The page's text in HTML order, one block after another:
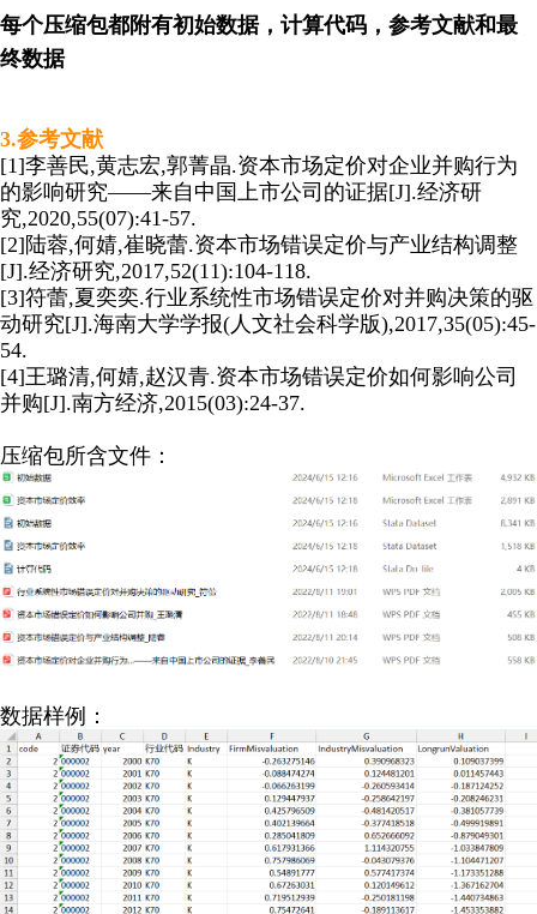
每个压缩包都附有初始数据，计算代码，参考文献和最
终数据
3.参考文献
[1]李善民,黄志宏,郭菁晶.资本市场定价对企业并购行为
的影响研究——来自中国上市公司的证据[J].经济研
究,2020,55(07):41-57.
[2]陆蓉,何婧,崔晓蕾.资本市场错误定价与产业结构调整
[J].经济研究,2017,52(11):104-118.
[3]符蕾,夏奕奕.行业系统性市场错误定价对并购决策的驱
动研究[J].海南大学学报(人文社会科学版),2017,35(05):45-
54.
[4]王璐清,何婧,赵汉青.资本市场错误定价如何影响公司
并购[J].南方经济,2015(03):24-37.
压缩包所含文件：
数据样例：